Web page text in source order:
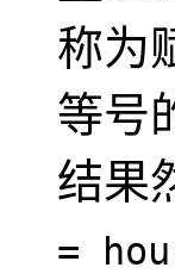
称为
等号
结果
=